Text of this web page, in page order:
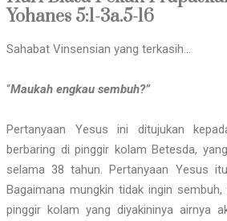
Yohanes 5:1-3a.5-16
Sahabat Vinsensian yang terkasih…
“Maukah engkau sembuh?”
Pertanyaan Yesus ini ditujukan
berbaring di pinggir kolam Betesda,
selama 38 tahun. Pertanyaan Yesus
Bagaimana mungkin tidak ingin
pinggir kolam yang diyakininya airnya